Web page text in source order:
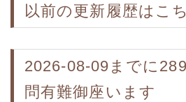
以前の更新履歴はこ
2026-08-09までに
問有難御座います